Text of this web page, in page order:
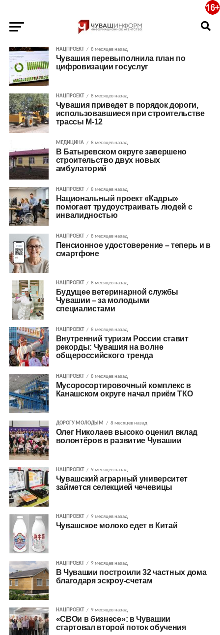
НАЦПРОЕКТ 8 месяцев назад
Чувашия перевыполнила план по
цифровизации госуслуг
НАЦПРОЕКТ 8 месяцев назад
Чувашия приведет в порядок дороги,
использовавшиеся при строительстве
трассы М-12
МЕДИЦИНА 8 месяцев назад
В Батыревском округе завершено
строительство двух новых
амбулаторий
НАЦПРОЕКТ 8 месяцев назад
Национальный проект «Кадры»
помогает трудоустраивать людей с
инвалидностью
НАЦПРОЕКТ 8 месяцев назад
Пенсионное удостоверение – теперь и в
смартфоне
НАЦПРОЕКТ 8 месяцев назад
Будущее ветеринарной службы
Чувашии – за молодыми
специалистами
НАЦПРОЕКТ 8 месяцев назад
Внутренний туризм России ставит
рекорды: Чувашия на волне
общероссийского тренда
НАЦПРОЕКТ 8 месяцев назад
Мусоросортировочный комплекс в
Канашском округе начал приём ТКО
ДОРОГУ МОЛОДЫМ 8 месяцев назад
Олег Николаев высоко оценил вклад
волонтёров в развитие Чувашии
НАЦПРОЕКТ 9 месяцев назад
Чувашский аграрный университет
займется селекцией чечевицы
НАЦПРОЕКТ 9 месяцев назад
Чувашское молоко едет в Китай
НАЦПРОЕКТ 9 месяцев назад
В Чувашии построили 32 частных дома
благодаря эскроу-счетам
НАЦПРОЕКТ 9 месяцев назад
«СВОи в бизнесе»: в Чувашии
стартовал второй поток обучения